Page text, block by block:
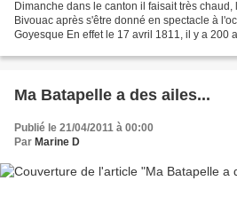
Dimanche dans le canton il faisait très chaud,
Bivouac après s'être donné en spectacle à
Goyesque En effet le 17 avril 1811, il y a 200
Ma Batapelle a des ailes...
Publié le 21/04/2011 à 00:00
Par Marine D